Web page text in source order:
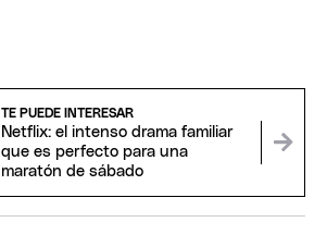
TE PUEDE INTERESAR
Netflix: el intenso drama familiar
que es perfecto para una
maratón de sábado